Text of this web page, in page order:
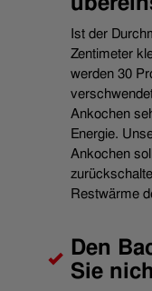
Ist der
Zentimeter
werden 30
Ankochen
Energie.
Ankochen
Restwärme
Den
Sie